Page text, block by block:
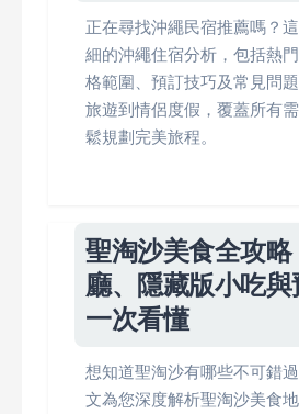
正在尋找沖繩民宿推薦嗎？
細的沖繩住宿分析，包括熱
格範圍、預訂技巧及常見問
旅遊到情侶度假，覆蓋所有
鬆規劃完美旅程。
聖淘沙美食全攻略
廳、隱藏版小吃與
一次看懂
想知道聖淘沙有哪些不可錯
文為您深度解析聖淘沙美食